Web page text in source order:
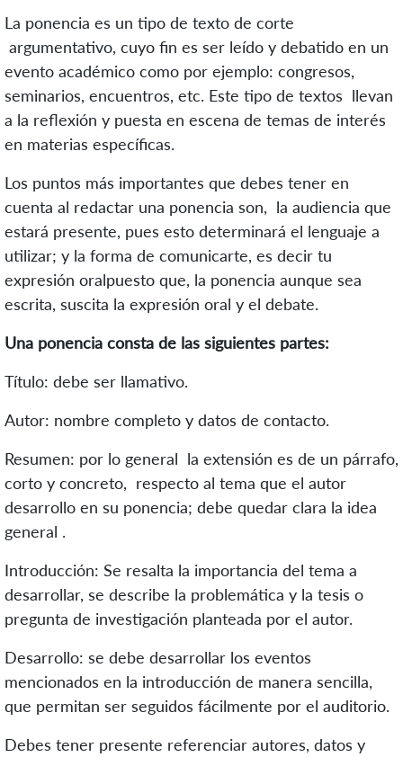
La ponencia es un tipo de texto de corte
argumentativo, cuyo fin es ser leído y debatido en un
evento académico como por ejemplo: congresos,
seminarios, encuentros, etc. Este tipo de textos llevan
a la reflexión y puesta en escena de temas de interés
en materias específicas.
Los puntos más importantes que debes tener en
cuenta al redactar una ponencia son, la audiencia que
estará presente, pues esto determinará el lenguaje a
utilizar; y la forma de comunicarte, es decir tu
expresión oralpuesto que, la ponencia aunque sea
escrita, suscita la expresión oral y el debate.
Una ponencia consta de las siguientes partes:
Título: debe ser llamativo.
Autor: nombre completo y datos de contacto.
Resumen: por lo general la extensión es de un párrafo,
corto y concreto, respecto al tema que el autor
desarrollo en su ponencia; debe quedar clara la idea
general .
Introducción: Se resalta la importancia del tema a
desarrollar, se describe la problemática y la tesis o
pregunta de investigación planteada por el autor.
Desarrollo: se debe desarrollar los eventos
mencionados en la introducción de manera sencilla,
que permitan ser seguidos fácilmente por el auditorio.
Debes tener presente referenciar autores, datos y